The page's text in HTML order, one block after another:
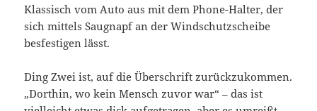
Klassisch vom Auto aus mit dem Phone-Halter, der
sich mittels Saugnapf an der Windschutzscheibe
besfestigen lässt.
Ding Zwei ist, auf die Überschrift zurückzukommen.
„Dorthin, wo kein Mensch zuvor war“ – das ist